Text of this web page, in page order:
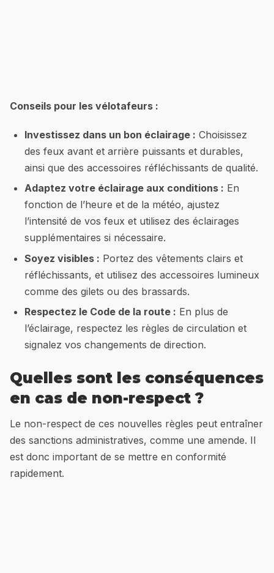
Conseils pour les vélotafeurs :
Investissez dans un bon éclairage : Choisissez
des feux avant et arrière puissants et durables,
ainsi que des accessoires réfléchissants de qualité.
Adaptez votre éclairage aux conditions : En
fonction de l’heure et de la météo, ajustez
l’intensité de vos feux et utilisez des éclairages
supplémentaires si nécessaire.
Soyez visibles : Portez des vêtements clairs et
réfléchissants, et utilisez des accessoires lumineux
comme des gilets ou des brassards.
Respectez le Code de la route : En plus de
l’éclairage, respectez les règles de circulation et
signalez vos changements de direction.
Quelles sont les conséquences
en cas de non-respect ?
Le non-respect de ces nouvelles règles peut entraîner
des sanctions administratives, comme une amende. Il
est donc important de se mettre en conformité
rapidement.